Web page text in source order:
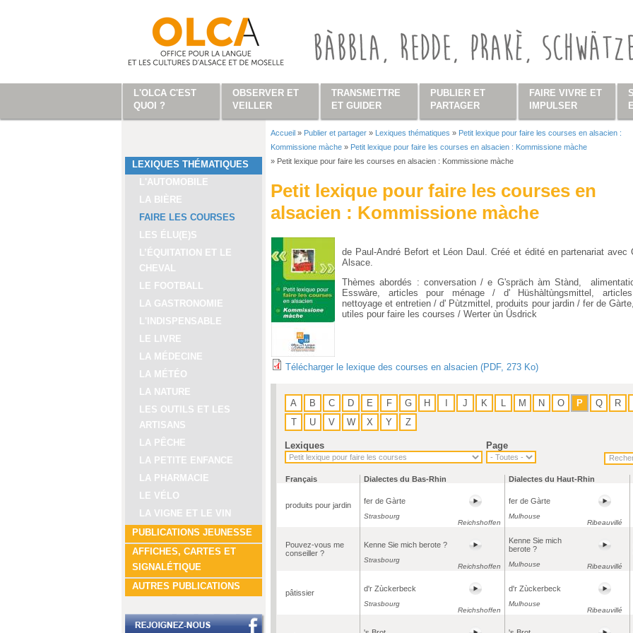
LEXIQUES THÉMATIQUES
L'AUTOMOBILE
LA BIÈRE
FAIRE LES COURSES
LES ÉLU(E)S
L’ÉQUITATION ET LE
CHEVAL
LE FOOTBALL
LA GASTRONOMIE
L'INDISPENSABLE
LE LIVRE
LA MÉDECINE
LA MÉTÉO
LA NATURE
LES OUTILS ET LES
ARTISANS
LA PÊCHE
LA PETITE ENFANCE
LA PHARMACIE
LE VÉLO
LA VIGNE ET LE VIN
PUBLICATIONS JEUNESSE
AFFICHES, CARTES ET
SIGNALÉTIQUE
AUTRES PUBLICATIONS
Vous êtes ici
Accueil » Publier et partager » Lexiques thématiques » Petit lexique pour faire les courses en alsacien :
Kommissione màche » Petit lexique pour faire les courses en alsacien : Kommissione màche
» Petit lexique pour faire les courses en alsacien : Kommissione màche
Petit lexique pour faire les courses en
alsacien : Kommissione màche
de Paul-André Befort et Léon Daul. Créé et édité en partenariat avec
Alsace.
Thèmes abordés : conversation / e G'spräch àm Stànd,
Esswàre, articles pour ménage / d' Hüshàltùngsmittel,
nettoyage et entretien / d' Pùtzmittel, produits pour jardin / fer de
utiles pour faire les courses / Werter ùn Üsdrick
Télécharger le lexique des courses en alsacien (PDF, 273 Ko)
A B C D E F G H J K M N O P Q R
T
U V W X Y Z
Lexiques Page
Français Dialectes du Bas-Rhin Dialectes du Haut-Rhin
produits pour jardin fer de Gàrte
Strasbourg
Reichshoffen
fer de Gàrte
Mulhouse
Ribeauvillé
Pouvez-vous me
conseiller ?
Kenne Sie mich berote ?
Strasbourg
Reichshoffen
Kenne Sie mich
berote ?
Mulhouse Ribeauvillé
pâtissier d'r Zùckerbeck
Strasbourg
Reichshoffen
d'r Zùckerbeck
Mulhouse
Ribeauvillé
L'OLCA C'EST
QUOI ?
OBSERVER ET
VEILLER
TRANSMETTRE
ET GUIDER
PUBLIER ET
PARTAGER
FAIRE VIVRE ET
IMPULSER